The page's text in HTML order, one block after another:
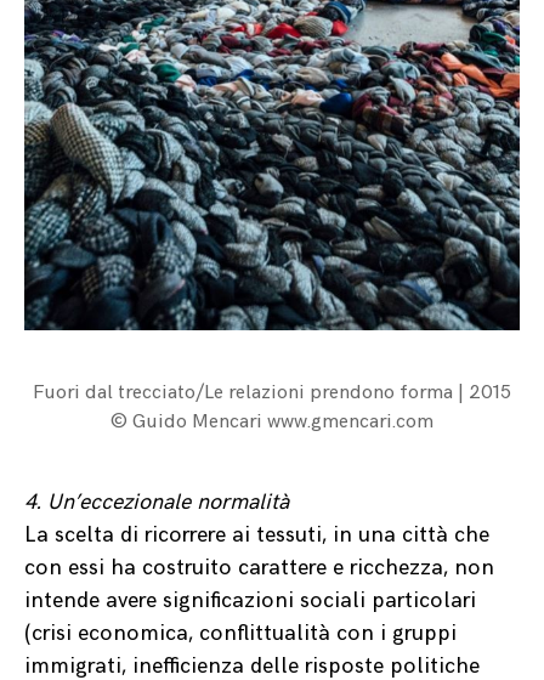
Fuori dal trecciato/Le relazioni prendono forma | 2015
© Guido Mencari www.gmencari.com
4. Un’eccezionale normalità
La scelta di ricorrere ai tessuti, in una città che
con essi ha costruito carattere e ricchezza, non
intende avere significazioni sociali particolari
(crisi economica, conflittualità con i gruppi
immigrati, inefficienza delle risposte politiche